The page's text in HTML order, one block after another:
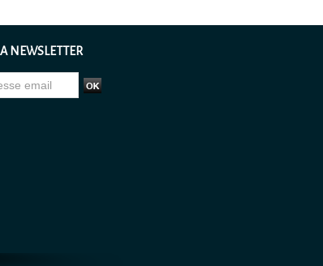
NEWSLETTER